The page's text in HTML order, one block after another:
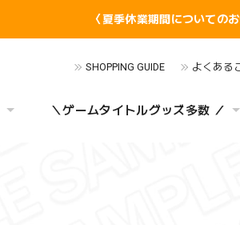
〈夏季休業期間についてのお
SHOPPING GUIDE よくある
＼ゲームタイトルグッズ多数 ／